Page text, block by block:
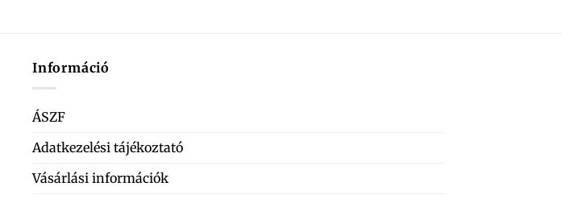
Információ
ÁSZF
Adatkezelési tájékoztató
Vásárlási információk